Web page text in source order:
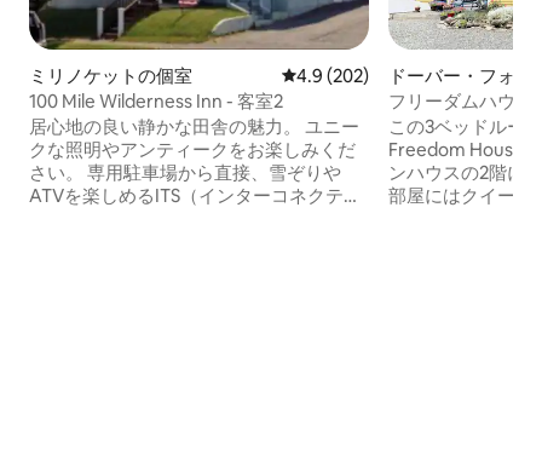
ミリノケットの個室 レビュー202件、5つ星中4.9つ
4.9 (202)
100 Mile Wilderness Inn - 客室2
居心地の良い静かな田舎の魅力。 ユニー
クな照明やアンティークをお楽しみくだ
さい。 専用駐車場から直接、雪ぞりや
ATVを楽しめるITS（インターコネクティ
ドーバー・フォッ
トのマンション・
フリーダムハウス
ートメント
この3ベッドルー
Freedom House
ンハウスの2階にあります
部屋にはクイーン